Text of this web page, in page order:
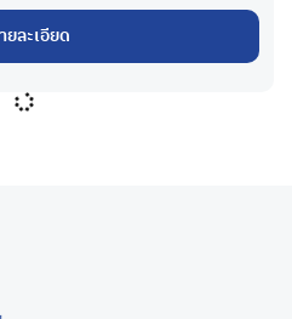
ยละเอียด